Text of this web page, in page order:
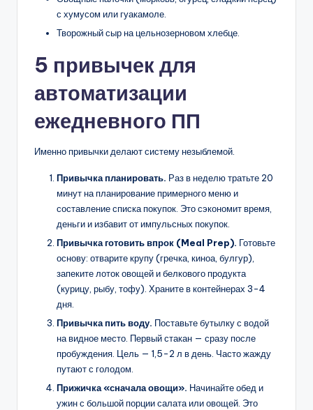
с хумусом или гуакамоле.
Творожный сыр на цельнозерновом хлебце.
5 привычек для
автоматизации
ежедневного ПП
Именно привычки делают систему незыблемой.
Привычка планировать. Раз в неделю тратьте 20
минут на планирование примерного меню и
составление списка покупок. Это сэкономит время,
деньги и избавит от импульсных покупок.
Привычка готовить впрок (Meal Prep). Готовьте
основу: отварите крупу (гречка, киноа, булгур),
запеките лоток овощей и белкового продукта
(курицу, рыбу, тофу). Храните в контейнерах 3-4
дня.
Привычка пить воду. Поставьте бутылку с водой
на видное место. Первый стакан — сразу после
пробуждения. Цель — 1,5-2 л в день. Часто жажду
путают с голодом.
Прижичка «сначала овощи». Начинайте обед и
ужин с большой порции салата или овощей. Это